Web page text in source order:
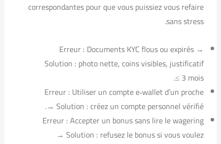
correspondantes pour que vous puissiez vous refaire
sans stress.
Erreur : Documents KYC flous ou expirés →
Solution : photo nette, coins visibles, justificatif
≤ 3 mois.
Erreur : Utiliser un compte e‑wallet d’un proche
→ Solution : créez un compte personnel vérifié.
Erreur : Accepter un bonus sans lire le wagering
→ Solution : refusez le bonus si vous voulez